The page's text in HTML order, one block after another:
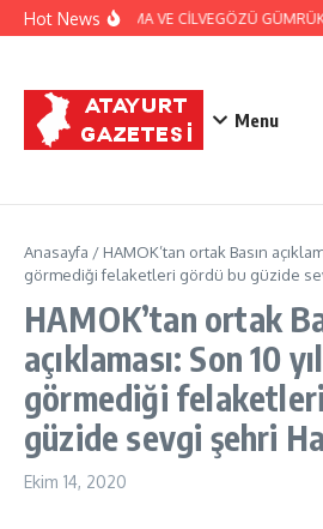
İçeriğe atla
Hot NewsJANDARMA VE CİLVEGÖZÜ
Menu
Anasayfa / HAMOK’tan ortak Basın
görmediği felaketleri gördü bu güzide
HAMOK’tan ortak
açıklaması: Son 10
görmediği
güzide sevgi şehri
Ekim 14, 2020